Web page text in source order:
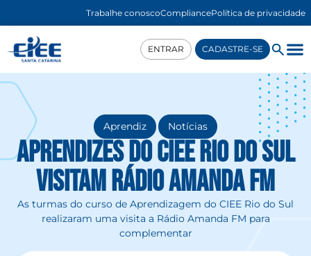
Trabalhe conoscoCompliancePolítica de privacidade
ENTRAR CADASTRE-SE
Aprendiz , Notícias
Aprendizes do CIEE Rio do Sul
visitam Rádio Amanda FM
As turmas do curso de Aprendizagem do CIEE Rio do Sul
realizaram uma visita a Rádio Amanda FM para
complementar